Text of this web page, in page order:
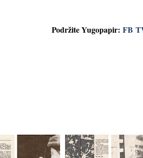
Podržite Yugopapir: FB